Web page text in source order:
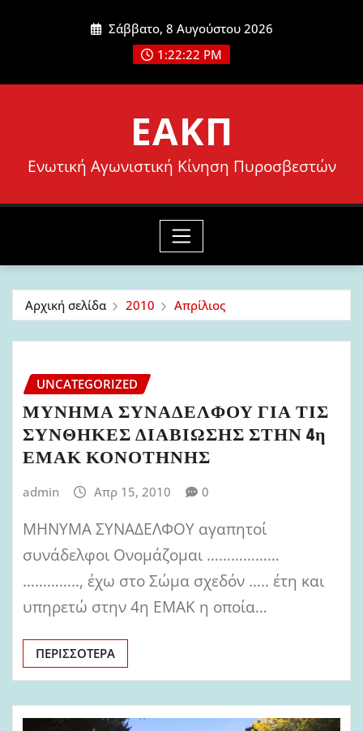
Σάββατο, 8 Αυγούστου 2026
1:22:23 PM
ΕΑΚΠ
Ενωτική Αγωνιστική Κίνηση Πυροσβεστών
Αρχική σελίδα 2010 Απρίλιος
UNCATEGORIZED
ΜΥΝΗΜΑ ΣΥΝΑΔΕΛΦΟΥ ΓΙΑ ΤΙΣ
ΣΥΝΘΗΚΕΣ ΔΙΑΒΙΩΣΗΣ ΣΤΗΝ 4η
ΕΜΑΚ ΚΟΝΟΤΗΝΗΣ
admin Απρ 15, 2010 0
ΜΗΝΥΜΑ ΣΥΝΑΔΕΛΦΟΥ αγαπητοί
συνάδελφοι Ονομάζομαι ………………
………….., έχω στο Σώμα σχεδόν ….. έτη και
υπηρετώ στην 4η ΕΜΑΚ η οποία…
ΠΕΡΙΣΣΌΤΕΡΑ